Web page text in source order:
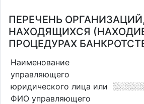
ПЕРЕЧЕНЬ
НАХОДЯЩИХСЯ
ПРОЦЕДУРАХ
Наименование
управляющего
юридического лица или
ФИО управляющего